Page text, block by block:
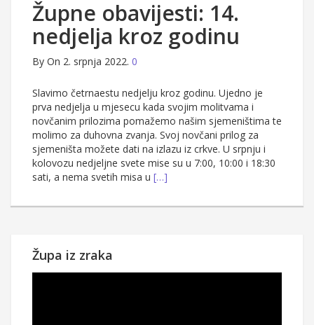
Župne obavijesti: 14.
nedjelja kroz godinu
By On 2. srpnja 2022. 0
Slavimo četrnaestu nedjelju kroz godinu. Ujedno je
prva nedjelja u mjesecu kada svojim molitvama i
novčanim prilozima pomažemo našim sjemeništima te
molimo za duhovna zvanja. Svoj novčani prilog za
sjemeništa možete dati na izlazu iz crkve. U srpnju i
kolovozu nedjeljne svete mise su u 7:00, 10:00 i 18:30
sati, a nema svetih misa u […]
Župa iz zraka